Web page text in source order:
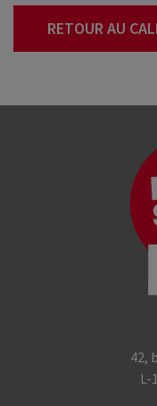
RETOUR AU
42,
L-